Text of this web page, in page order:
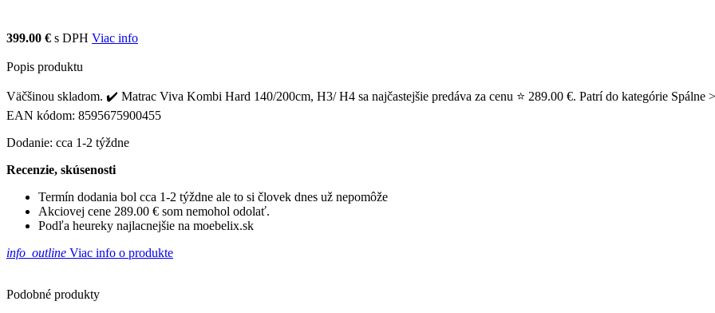
399.00 € s DPH Viac info
Popis produktu
Väčšinou skladom. ✔️ Matrac Viva Kombi Hard 140/200cm, H3/ H4 sa najčastejšie predáva za cenu ⭐ 289.00 €. Patrí do kategórie
EAN kódom: 8595675900455
Dodanie: cca 1-2 týždne
Recenzie, skúsenosti
Termín dodania bol cca 1-2 týždne ale to si človek dnes už nepomôže
Akciovej cene 289.00 € som nemohol odolať.
Podľa heureky najlacnejšie na moebelix.sk
info_outline Viac info o produkte
Podobné produkty